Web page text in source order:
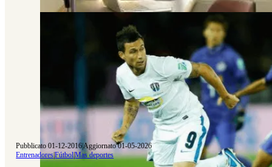
Pubblicato 01-12-2016|Aggiornato 01-05-2026
Entrenadores|Fútbol|Mas deportes